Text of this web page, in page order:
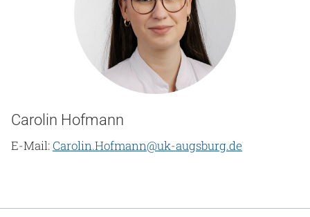
Carolin Hofmann
E-Mail: Carolin.Hofmann@uk-augsburg.de